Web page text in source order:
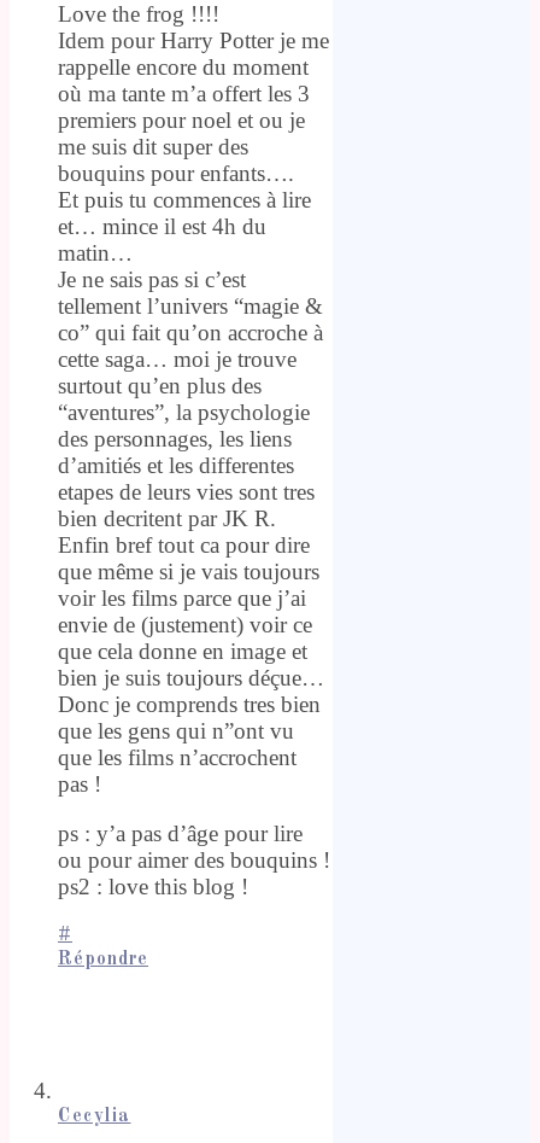
Love the frog !!!!
Idem pour Harry Potter je me
rappelle encore du moment
où ma tante m’a offert les 3
premiers pour noel et ou je
me suis dit super des
bouquins pour enfants….
Et puis tu commences à lire
et… mince il est 4h du
matin…
Je ne sais pas si c’est
tellement l’univers “magie &
co” qui fait qu’on accroche à
cette saga… moi je trouve
surtout qu’en plus des
“aventures”, la psychologie
des personnages, les liens
d’amitiés et les differentes
etapes de leurs vies sont tres
bien decritent par JK R.
Enfin bref tout ca pour dire
que même si je vais toujours
voir les films parce que j’ai
envie de (justement) voir ce
que cela donne en image et
bien je suis toujours déçue…
Donc je comprends tres bien
que les gens qui n”ont vu
que les films n’accrochent
pas !
ps : y’a pas d’âge pour lire
ou pour aimer des bouquins !
ps2 : love this blog !
#
Répondre
Cecylia